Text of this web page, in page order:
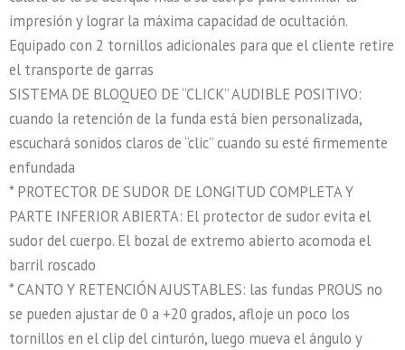
impresión y lograr la máxima capacidad de ocultación.
Equipado con 2 tornillos adicionales para que el cliente retire
el transporte de garras
SISTEMA DE BLOQUEO DE “CLICK” AUDIBLE POSITIVO:
cuando la retención de la funda está bien personalizada,
escuchará sonidos claros de “clic” cuando su esté firmemente
enfundada
* PROTECTOR DE SUDOR DE LONGITUD COMPLETA Y
PARTE INFERIOR ABIERTA: El protector de sudor evita el
sudor del cuerpo. El bozal de extremo abierto acomoda el
barril roscado
* CANTO Y RETENCIÓN AJUSTABLES: las fundas PROUS no
se pueden ajustar de 0 a +20 grados, afloje un poco los
tornillos en el clip del cinturón, luego mueva el ángulo y